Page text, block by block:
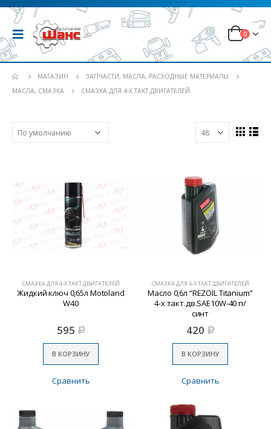
0
МАГАЗИН
ЗАПЧАСТИ, МАСЛА, РАСХОДНЫЕ МАТЕРИАЛЫ
МАСЛА, СМАЗКА
СМАЗКА ДЛЯ 4-Х ТАКТ.ДВИГАТЕЛЕЙ
СМАЗКА ДЛЯ 4-Х ТАКТ.ДВИГАТЕЛЕЙ
Жидкий ключ 0,65л Motoland
W40
595 Р
В КОРЗИНУ
Сравнить
СМАЗКА ДЛЯ 4-Х ТАКТ.ДВИГАТЕЛЕЙ
Масло 0,6л “REZOIL Titanium”
4-х такт.дв.SAE10W-40 п/
синт
420 Р
В КОРЗИНУ
Сравнить